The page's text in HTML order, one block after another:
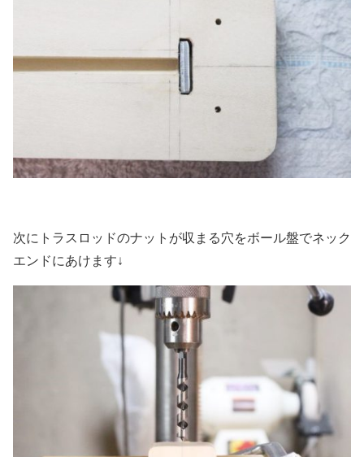
次にトラスロッドのナットが収まる穴をボール盤でネック
エンドにあけます↓